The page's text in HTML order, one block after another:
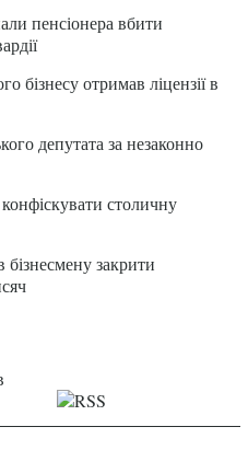
пенсіонера вбити
бізнесу отримав ліцензії в
депутата за незаконно
столичну
закрити